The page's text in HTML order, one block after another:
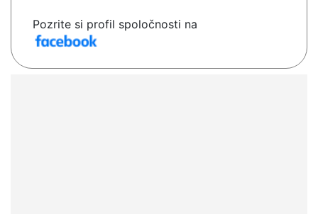
Pozrite si profil spoločnosti na